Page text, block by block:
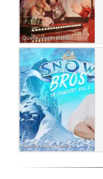
Quelle: Veranstalter
Quelle: Veranstalter